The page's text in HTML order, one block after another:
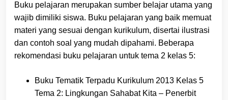
Buku pelajaran merupakan sumber belajar utama yang
wajib dimiliki siswa. Buku pelajaran yang baik memuat
materi yang sesuai dengan kurikulum, disertai ilustrasi
dan contoh soal yang mudah dipahami. Beberapa
rekomendasi buku pelajaran untuk tema 2 kelas 5:
Buku Tematik Terpadu Kurikulum 2013 Kelas 5
Tema 2: Lingkungan Sahabat Kita – Penerbit